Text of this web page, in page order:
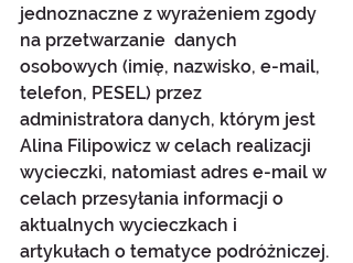
jednoznaczne z wyrażeniem zgody
na przetwarzanie  danych
osobowych (imię, nazwisko, e-mail,
telefon, PESEL) przez
administratora danych, którym jest
Alina Filipowicz w celach realizacji
wycieczki, natomiast adres e-mail w
celach przesyłania informacji o
aktualnych wycieczkach i
artykułach o tematyce podróżniczej.